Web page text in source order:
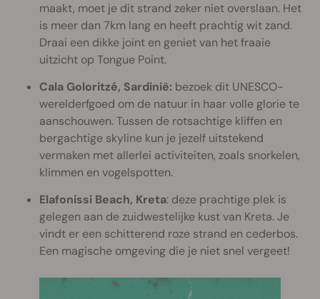
maakt, moet je dit strand zeker niet overslaan. Het
is meer dan 7km lang en heeft prachtig wit zand.
Draai een dikke joint en geniet van het fraaie
uitzicht op Tongue Point.
Cala Goloritzé, Sardinië: bezoek dit UNESCO-
werelderfgoed om de natuur in haar volle glorie te
aanschouwen. Tussen de rotsachtige kliffen en
bergachtige skyline kun je jezelf uitstekend
vermaken met allerlei activiteiten, zoals snorkelen,
klimmen en vogelspotten.
Elafonissi Beach, Kreta: deze prachtige plek is
gelegen aan de zuidwestelijke kust van Kreta. Je
vindt er een schitterend roze strand en cederbos.
Een magische omgeving die je niet snel vergeet!